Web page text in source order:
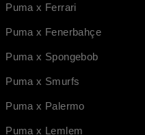
Puma x Ferrari
Puma x Fenerbahçe
Puma x Spongebob
Puma x Smurfs
Puma x Palermo
Puma x Lemlem